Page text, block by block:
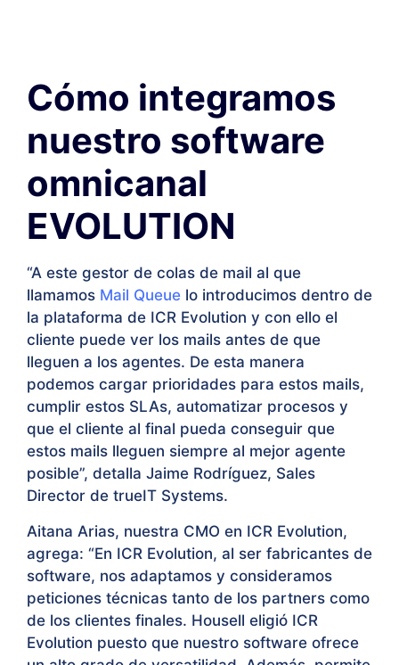
Cómo integramos
nuestro software
omnicanal
EVOLUTION
“A este gestor de colas de mail al que
llamamos Mail Queue lo introducimos dentro de
la plataforma de ICR Evolution y con ello el
cliente puede ver los mails antes de que
lleguen a los agentes. De esta manera
podemos cargar prioridades para estos mails,
cumplir estos SLAs, automatizar procesos y
que el cliente al final pueda conseguir que
estos mails lleguen siempre al mejor agente
posible”, detalla Jaime Rodríguez, Sales
Director de trueIT Systems.
Aitana Arias, nuestra CMO en ICR Evolution,
agrega: “En ICR Evolution, al ser fabricantes de
software, nos adaptamos y consideramos
peticiones técnicas tanto de los partners como
de los clientes finales. Housell eligió ICR
Evolution puesto que nuestro software ofrece